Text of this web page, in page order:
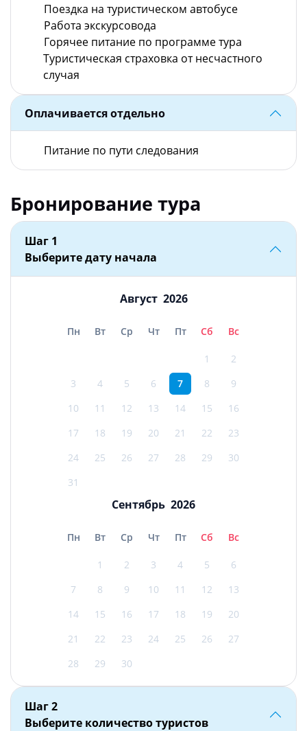
Поездка на туристическом автобусе
Работа экскурсовода
Горячее питание по программе тура
Туристическая страховка от несчастного
случая
Оплачивается отдельно
Питание по пути следования
Бронирование тура
Шаг 1
Выберите дату начала
Август 2026
Пн Вт Ср Чт Пт Сб Вс
1
2
3
4 5 6 7 8
9
10
11 12 13 14 15
16
17
18 19 20 21 22
23
24
25 26 27 28 29
30
31
Сентябрь 2026
Пн Вт Ср Чт Пт Сб Вс
1 2 3 4 5
6
7
8 9 10 11 12
13
14
15 16 17 18 19
20
21
22 23 24 25 26
27
28
29 30
Шаг2
Выберите количество туристов